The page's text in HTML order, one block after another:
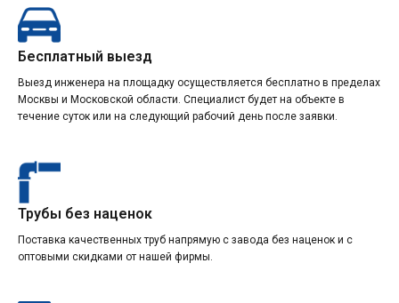
Бесплатный выезд
Выезд инженера на площадку осуществляется бесплатно в пределах
Москвы и Московской области. Специалист будет на объекте в
течение суток или на следующий рабочий день после заявки.
Трубы без наценок
Поставка качественных труб напрямую с завода без наценок и с
оптовыми скидками от нашей фирмы.